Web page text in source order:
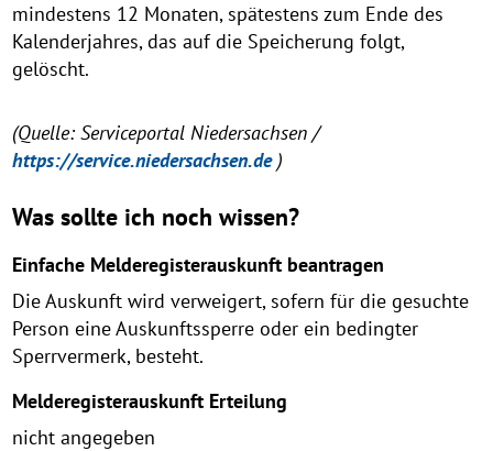
mindestens 12 Monaten, spätestens zum Ende des
Kalenderjahres, das auf die Speicherung folgt,
gelöscht.
(Quelle: Serviceportal Niedersachsen /
https://service.niedersachsen.de)
Was sollte ich noch wissen?
Einfache Melderegisterauskunft beantragen
Die Auskunft wird verweigert, sofern für die gesuchte
Person eine Auskunftssperre oder ein bedingter
Sperrvermerk, besteht.
Melderegisterauskunft Erteilung
nicht angegeben